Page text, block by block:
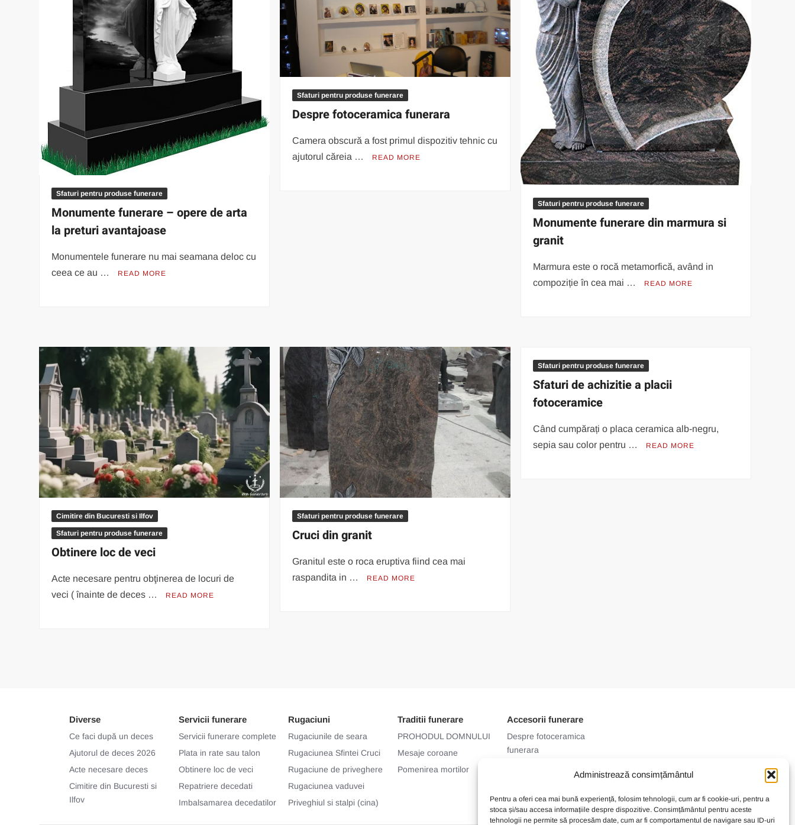
Administrează consimțământul
Pentru a oferi cea mai bună experiență, folosim tehnologii, cum ar fi cookie-uri, pentru a
stoca și/sau accesa informațiile despre dispozitive. Consimțământul pentru aceste
tehnologii ne permite să procesăm date, cum ar fi comportamentul de navigare sau ID-uri
Sfaturi pentru produse funerare
Monumente funerare – opere de arta
la preturi avantajoase
Monumentele funerare nu mai seamana deloc cu
ceea ce au …
READ MORE
Sfaturi pentru produse funerare
Despre fotoceramica funerara
Camera obscură a fost primul dispozitiv tehnic cu
ajutorul căreia …
READ MORE
Sfaturi pentru produse funerare
Monumente funerare din marmura si
granit
Marmura este o rocă metamorfică, având in
compoziție în cea mai …
READ MORE
Cimitire din Bucuresti si Ilfov
Sfaturi pentru produse funerare
Obtinere loc de veci
Acte necesare pentru obţinerea de locuri de
veci ( înainte de deces …
READ MORE
Sfaturi pentru produse funerare
Cruci din granit
Granitul este o roca eruptiva fiind cea mai
raspandita in …
READ MORE
Sfaturi pentru produse funerare
Sfaturi de achizitie a placii
fotoceramice
Când cumpărați o placa ceramica alb-negru,
sepia sau color pentru …
READ MORE
Diverse
Ce faci după un deces
Ajutorul de deces 2026
Acte necesare deces
Cimitire din Bucuresti si
Ilfov
Servicii funerare
Servicii funerare complete
Plata in rate sau talon
Obtinere loc de veci
Repatriere decedati
Imbalsamarea decedatilor
Rugaciuni
Rugaciunile de seara
Rugaciunea Sfintei Cruci
Rugaciune de priveghere
Rugaciunea vaduvei
Priveghiul si stalpi (cina)
Traditii funerare
PROHODUL DOMNULUI
Mesaje coroane
Pomenirea mortilor
Accesorii funerare
Despre fotoceramica
funerara